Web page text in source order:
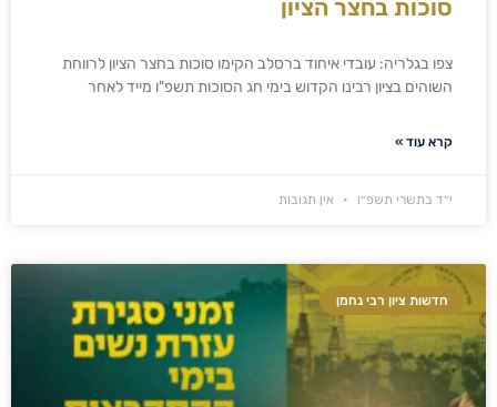
סוכות בחצר הציון
צפו בגלריה: עובדי איחוד ברסלב הקימו סוכות בחצר הציון לרווחת
השוהים בציון רבינו הקדוש בימי חג הסוכות תשפ"ו מייד לאחר
קרא עוד »
י״ד בתשרי תשפ״ו אין תגובות
חדשות ציון רבי נחמן